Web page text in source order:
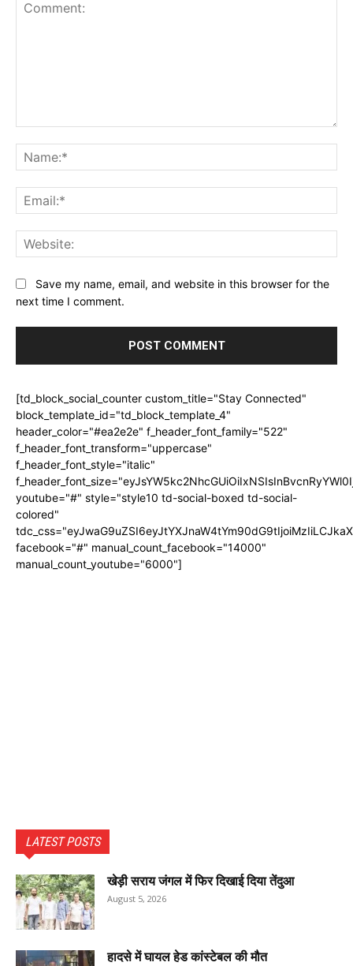
Save my name, email, and website in this browser for the
next time I comment.
[td_block_social_counter custom_title="Stay Connected"
block_template_id="td_block_template_4"
header_color="#ea2e2e" f_header_font_family="522"
f_header_font_transform="uppercase"
f_header_font_style="italic"
youtube="#" style="style10 td-social-boxed td-social-
colored"
facebook="#" manual_count_facebook="14000"
manual_count_youtube="6000"]
LATEST POSTS
खेड़ी सराय जंगल में फिर दिखाई दिया तेंदुआ
August 5, 2026
हादसे में घायल हेड कांस्टेबल की मौत